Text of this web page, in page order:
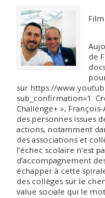
de
sur https://
sub_confirmation=1.
Challenge+ »,
des personnes issues
actions, notamment
des associations et
l’échec scolaire n’est
d’accompagnement
échapper à cette
des collèges sur le
value sociale qui le